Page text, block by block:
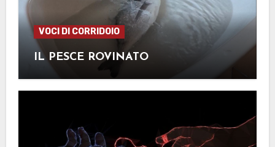
VOCI DI CORRIDOIO
IL PESCE ROVINATO